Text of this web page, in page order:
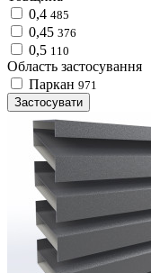
0,4 485
0,45 376
0,5 110
Область застосування
Паркан 971
Застосувати